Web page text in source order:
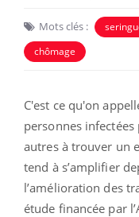
Mots clés :
chômage
C'est ce qu'on
personnes
autres à trouver un
tend à s’amplifier
l’amélioration des
étude financée par